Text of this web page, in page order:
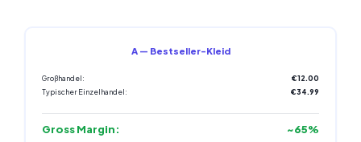
A — Bestseller-Kleid
Großhandel:
€12.00
Typischer Einzelhandel:
€34.99
Gross Margin: ~65%